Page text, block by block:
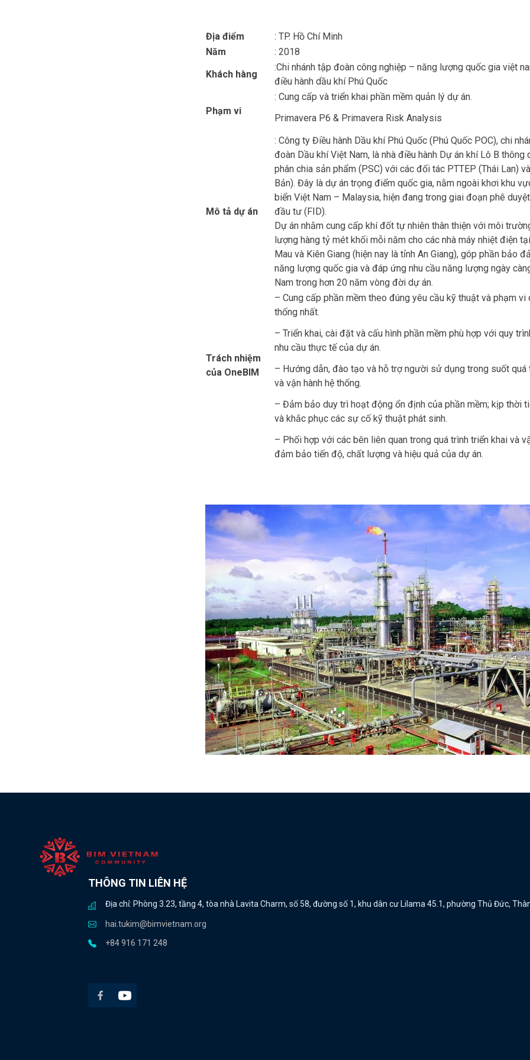
Địa điểm
: TP. Hồ Chí Minh
Năm
: 2018
Khách hàng
:Chi nhánh tập đoàn công nghiệp – năng lượng quốc gia việt
điều hành dầu khí Phú Quốc
Phạm vi
: Cung cấp và triển khai phần mềm quản lý dự án.
Primavera P6 & Primavera Risk Analysis
Mô tả dự án
: Công ty Điều hành Dầu khí Phú Quốc (Phú Quốc POC), chi
đoàn Dầu khí Việt Nam, là nhà điều hành Dự án khí Lô B thông
phân chia sản phẩm (PSC) với các đối tác PTTEP (Thái Lan)
Bản). Đây là dự án trọng điểm quốc gia, nằm ngoài khơi khu
biển Việt Nam – Malaysia, hiện đang trong giai đoạn phê
đầu tư (FID).
Dự án nhằm cung cấp khí đốt tự nhiên thân thiện với môi
lượng hàng tỷ mét khối mỗi năm cho các nhà máy nhiệt điện
Mau và Kiên Giang (hiện nay là tỉnh An Giang), góp phần bảo
năng lượng quốc gia và đáp ứng nhu cầu năng lượng ngày
Nam trong hơn 20 năm vòng đời dự án.
Trách nhiệm
của OneBIM
– Cung cấp phần mềm theo đúng yêu cầu kỹ thuật và phạm vi
thống nhất.
– Triển khai, cài đặt và cấu hình phần mềm phù hợp với quy
nhu cầu thực tế của dự án.
– Hướng dẫn, đào tạo và hỗ trợ người sử dụng trong suốt quá
và vận hành hệ thống.
– Đảm bảo duy trì hoạt động ổn định của phần mềm; kịp thời
và khắc phục các sự cố kỹ thuật phát sinh.
– Phối hợp với các bên liên quan trong quá trình triển khai và
đảm bảo tiến độ, chất lượng và hiệu quả của dự án.
THÔNG TIN LIÊN HỆ
Địa chỉ: Phòng 3.23, tầng 4, tòa nhà Lavita Charm, số 58, đường số 1, khu dân cư Lilama 45.1, phường Thủ Đức,
hai.tukim@bimvietnam.org
+84 916 171 248